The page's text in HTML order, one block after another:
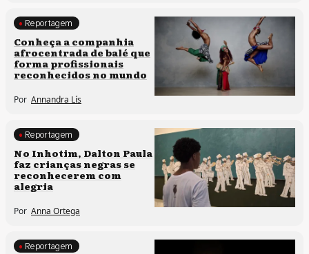
Culturas populares
Processos artísticos
Reportagem
Conheça a companhia
afrocentrada de balé que
forma profissionais
reconhecidos no mundo
Por Annandra Lís
Processos artísticos
Reportagem
No Inhotim, Dalton Paula
faz crianças negras se
reconhecerem com
alegria
Por Anna Ortega
Reportagem